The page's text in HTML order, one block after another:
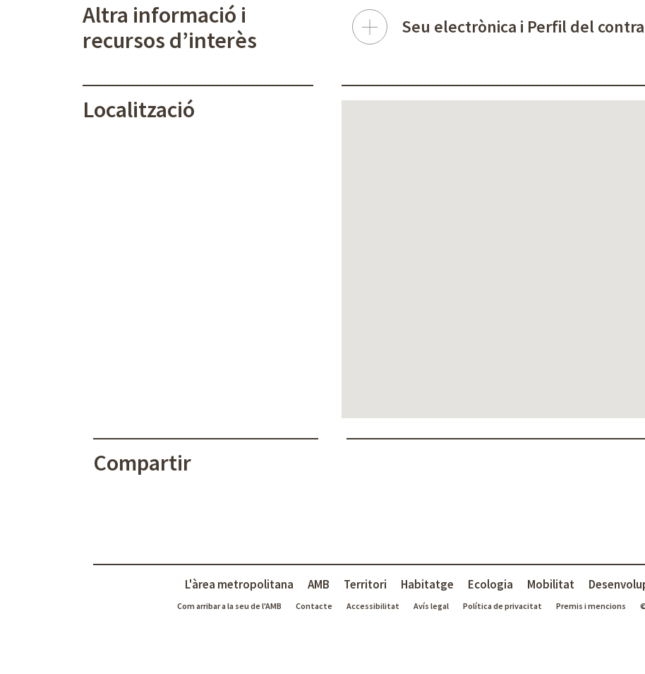
Altra informació i
recursos d’interès
Seu electrònica i Perfil del
Localització
Compartir
L'àrea metropolitana AMB Territori Habitatge Ecologia Mobilitat
Com arribar a la seu de l'AMB Contacte Accessibilitat Avís legal Política de privacitat Premis i mencions